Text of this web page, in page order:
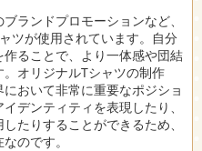
ランドプロモーションなど、
ツが使用されています。自分
ることで、より一体感や団結
オリジナルTシャツの制作
おいて非常に重要なポジショ
デンティティを表現したり、
たりすることができるため、
のです。